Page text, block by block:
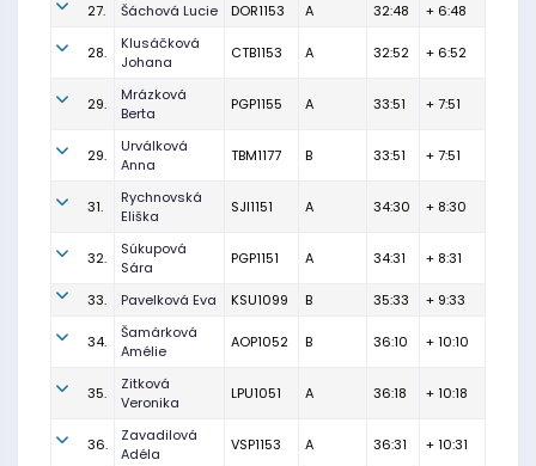
27. Šáchová Lucie DOR1153 A 32:48 + 6:48
28.
Klusáčková
Johana
CTB1153 A 32:52 + 6:52
29.
Mrázková
Berta
PGP1155 A 33:51 + 7:51
29.
Urválková
Anna
TBM1177 B 33:51 + 7:51
31.
Rychnovská
Eliška
SJI1151 A 34:30 + 8:30
32.
Súkupová
Sára
PGP1151 A 34:31 + 8:31
33. Pavelková Eva KSU1099 B 35:33 + 9:33
34.
Šamárková
Amélie
AOP1052 B 36:10 + 10:10
35.
Zitková
Veronika
LPU1051 A 36:18 + 10:18
36.
Zavadilová
Adéla
VSP1153 A 36:31 + 10:31